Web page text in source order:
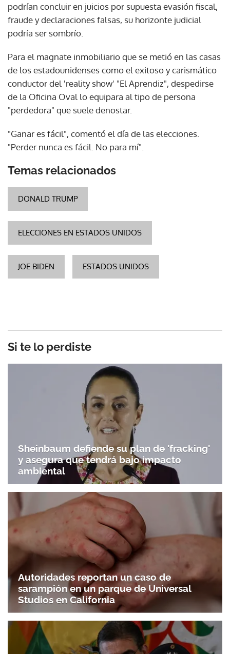
podrían concluir en juicios por supuesta evasión fiscal,
fraude y declaraciones falsas, su horizonte judicial
podría ser sombrío.
Para el magnate inmobiliario que se metió en las casas
de los estadounidenses como el exitoso y carismático
conductor del 'reality show' "El Aprendiz", despedirse
de la Oficina Oval lo equipara al tipo de persona
"perdedora" que suele denostar.
"Ganar es fácil", comentó el día de las elecciones.
"Perder nunca es fácil. No para mí".
Temas relacionados
DONALD TRUMP
ELECCIONES EN ESTADOS UNIDOS
JOE BIDEN ESTADOS UNIDOS
Si te lo perdiste
Sheinbaum defiende su plan de 'fracking'
y asegura que tendrá bajo impacto
ambiental
Autoridades reportan un caso de
sarampión en un parque de Universal
Studios en California